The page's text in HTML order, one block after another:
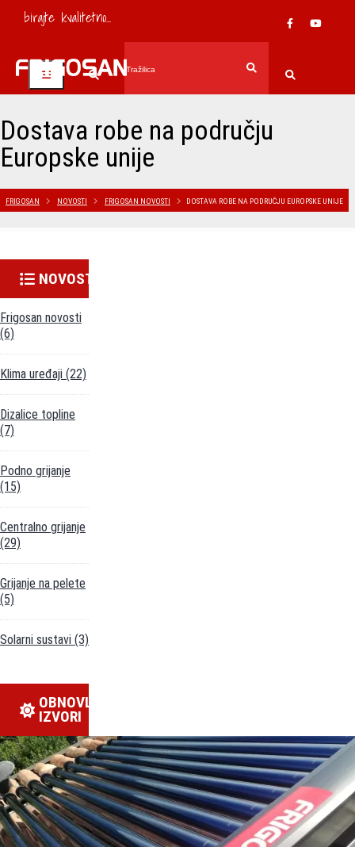
birajte kvalitetno...
Dostava robe na području
Europske unije
FRIGOSAN NOVOSTI FRIGOSAN NOVOSTI DOSTAVA ROBE NA PODRUČJU EUROPSKE UNIJE
NOVOSTI
Frigosan novosti
(6)
Klima uređaji (22)
Dizalice topline
(7)
Podno grijanje
(15)
Centralno grijanje
(29)
Grijanje na pelete
(5)
Solarni sustavi (3)
OBNOVLJIVI
IZVORI